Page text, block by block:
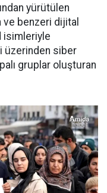
yürütülen
ve benzeri dijital
isimleriyle
üzerinden siber
gruplar oluşturan